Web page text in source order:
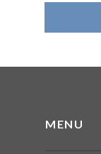
ー
MENU